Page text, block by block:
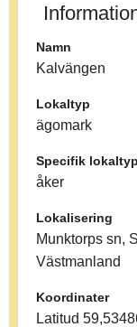
Namn
Kalvängen
Lokaltyp
ägomark
Specifik lokaltyp
åker
Lokalisering
Munktorps sn,
Västmanland
Koordinater
Latitud